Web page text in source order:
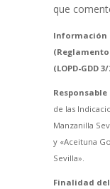
que
Información
(Reglamento
(LOPD-GDD
de las
Manzanilla
y «Aceituna
Sevilla».
Finalidad